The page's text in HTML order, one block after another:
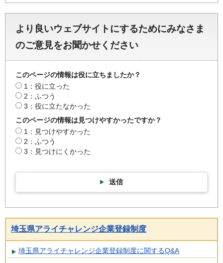
より良いウェブサイトにするためにみなさま
のご意見をお聞かせください
このページの情報は役に立ちましたか？
1：役に立った
2：ふつう
3：役に立たなかった
このページの情報は見つけやすかったですか？
1：見つけやすかった
2：ふつう
3：見つけにくかった
送信
埼玉県アライチャレンジ企業登録制度
埼玉県アライチャレンジ企業登録制度に関するQ&A